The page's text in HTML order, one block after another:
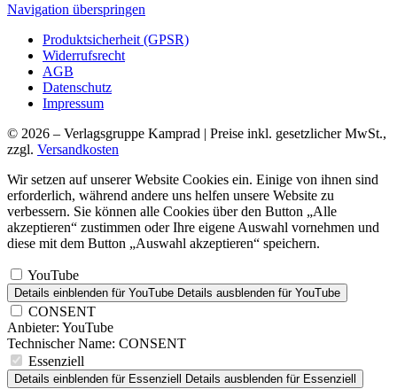
Navigation überspringen
Produktsicherheit (GPSR)
Widerrufsrecht
AGB
Datenschutz
Impressum
© 2026 – Verlagsgruppe Kamprad | Preise inkl. gesetzlicher MwSt.,
zzgl. Versandkosten
Wir setzen auf unserer Website Cookies ein. Einige von ihnen sind
erforderlich, während andere uns helfen unsere Website zu
verbessern. Sie können alle Cookies über den Button „Alle
akzeptieren“ zustimmen oder Ihre eigene Auswahl vornehmen und
diese mit dem Button „Auswahl akzeptieren“ speichern.
YouTube
Details einblenden für YouTube Details ausblenden für YouTube
CONSENT
Anbieter: YouTube
Technischer Name: CONSENT
Essenziell
Details einblenden für Essenziell Details ausblenden für Essenziell